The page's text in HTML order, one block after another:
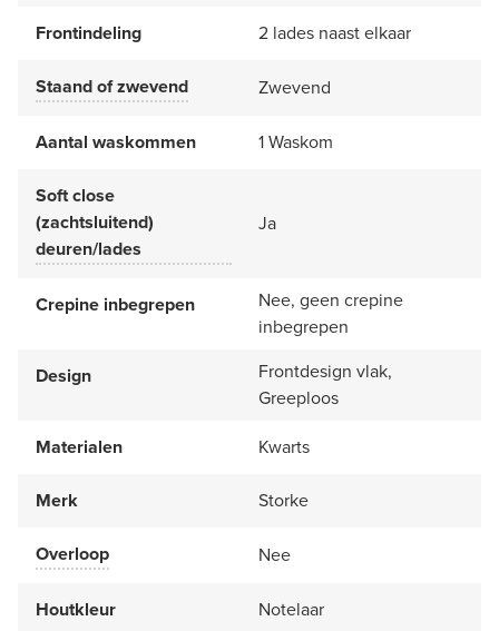
Frontindeling 2 lades naast elkaar
Staand of zwevend Zwevend
Aantal waskommen 1 Waskom
Soft close
(zachtsluitend)
deuren/lades
Ja
Crepine inbegrepen
Nee, geen crepine
inbegrepen
Design
Frontdesign vlak,
Greeploos
Materialen
Kwarts
Merk Storke
Overloop Nee
Houtkleur Notelaar